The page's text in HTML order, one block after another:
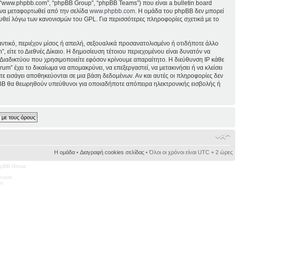
“www.phpbb.com”, “phpBB Group”, “phpBB Teams”) που είναι a bulletin board
μεταφορτωθεί από την σελίδαwww.phpbb.com . Η ομάδα του phpBB δεν μπορεί
λόγω των κανονισμών του GPL. Για περισσότερες πληροφορίες σχετικά με το
περιέχον μίσος ή απειλή, σεξουαλικά προσανατολισμένο ή οτιδήποτε άλλο
το Διεθνές Δίκαιο. Η δημοσίευση τέτοιου περιεχομένου είναι δυνατόν να
που χρησιμοποιείτε εφόσον κρίνουμε απαραίτητο. Η διεύθυνση IP κάθε
το δικαίωμα να απομακρύνει, να επεξεργαστεί, να μετακινήσει ή να κλείσει
εισάγει αποθηκεύονται σε μια βάση δεδομένων. Αν και αυτές οι πληροφορίες δεν
θεωρηθούν υπεύθυνοι για οποιαδήποτε απόπειρα ηλεκτρονικής εισβολής ή
Η ομάδα• Διαγραφή cookies σελίδας• Όλοι οι χρόνοι είναι UTC + 2 ώρες
Group